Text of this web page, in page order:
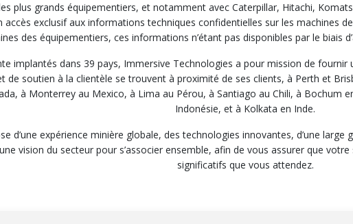
plus grands équipementiers, et notamment avec Caterpillar, Hitachi,
accès exclusif aux informations techniques confidentielles sur les machines
des équipementiers, ces informations n’étant pas disponibles par le biais
implantés dans 39 pays, Immersive Technologies a pour mission de
de soutien à la clientèle se trouvent à proximité de ses clients, à Perth et
à Monterrey au Mexico, à Lima au Pérou, à Santiago au Chili, à Bochum
Indonésie, et à Kolkata en Inde.
d’une expérience minière globale, des technologies innovantes, d’une
vision du secteur pour s’associer ensemble, afin de vous assurer que
significatifs que vous attendez.